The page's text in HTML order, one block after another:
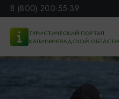
8 (800) 200-55-39
ТУРИСТИЧЕСКИЙ ПОРТАЛ
КАЛИНИНГРАДСКОЙ ОБЛАСТИ